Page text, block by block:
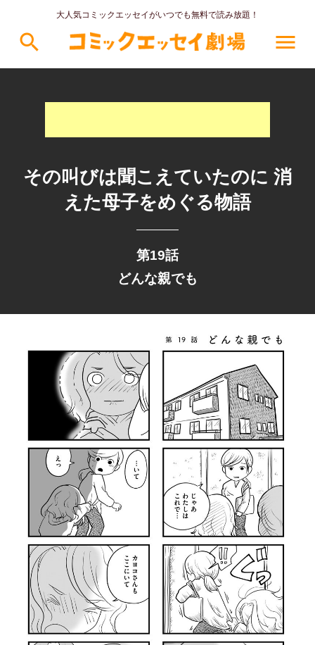
大人気コミックエッセイがいつでも無料で読み放題！
search menu
その叫びは聞こえていたのに 消
えた母子をめぐる物語
第19話
どんな親でも